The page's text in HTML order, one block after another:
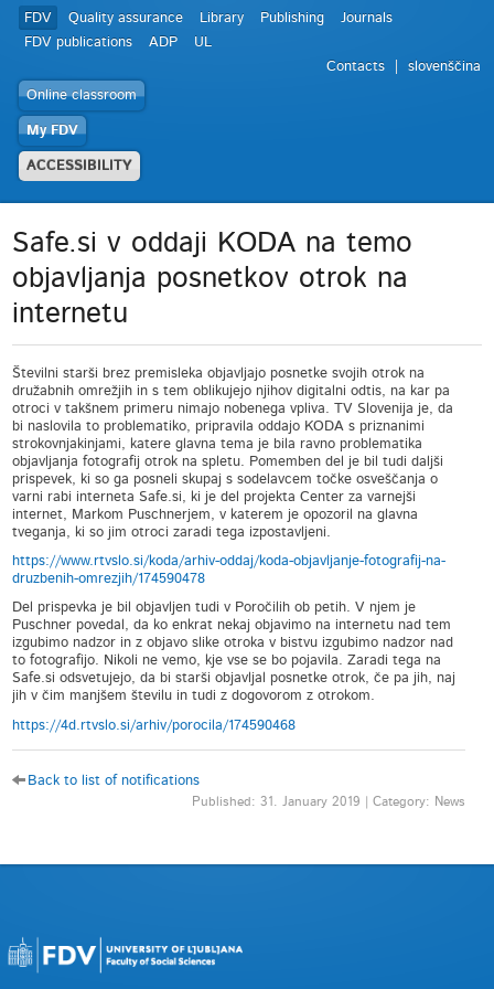
FDV Quality assurance Library Publishing
Journals
FDV publications
ADP
UL
Contacts
slovenščina
Online classroom
My FDV
ACCESSIBILITY
Safe.si v oddaji KODA na temo
objavljanja posnetkov otrok na
internetu
Številni starši brez premisleka objavljajo posnetke svojih otrok na
družabnih omrežjih in s tem oblikujejo njihov digitalni odtis, na kar pa
otroci v takšnem primeru nimajo nobenega vpliva. TV Slovenija je, da
bi naslovila to problematiko, pripravila oddajo KODA s priznanimi
strokovnjakinjami, katere glavna tema je bila ravno problematika
objavljanja fotografij otrok na spletu. Pomemben del je bil tudi daljši
prispevek, ki so ga posneli skupaj s sodelavcem točke osveščanja o
varni rabi interneta Safe.si, ki je del projekta Center za varnejši
internet, Markom Puschnerjem, v katerem je opozoril na glavna
tveganja, ki so jim otroci zaradi tega izpostavljeni.
https://www.rtvslo.si/koda/arhiv-oddaj/koda-objavljanje-fotografij-na-
druzbenih-omrezjih/174590478
Del prispevka je bil objavljen tudi v Poročilih ob petih. V njem je
Puschner povedal, da ko enkrat nekaj objavimo na internetu nad tem
izgubimo nadzor in z objavo slike otroka v bistvu izgubimo nadzor nad
to fotografijo. Nikoli ne vemo, kje vse se bo pojavila. Zaradi tega na
Safe.si odsvetujejo, da bi starši objavljal posnetke otrok, če pa jih, naj
jih v čim manjšem številu in tudi z dogovorom z otrokom.
https://4d.rtvslo.si/arhiv/porocila/174590468
Back to list of notifications
Published: 31. January 2019 | Category: News